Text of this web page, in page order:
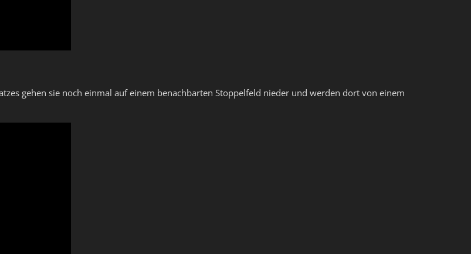
gehen sie noch einmal auf einem benachbarten Stoppelfeld nieder und werden dort von einem